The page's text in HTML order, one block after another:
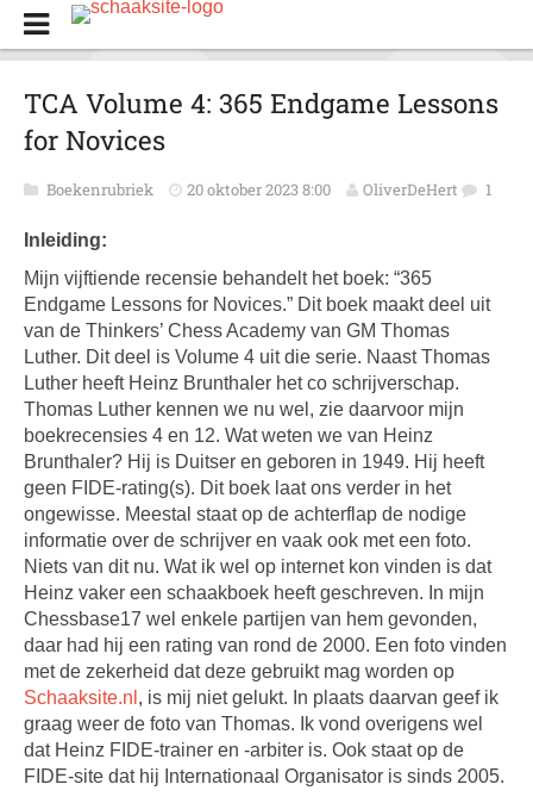
TCA Volume 4: 365 Endgame Lessons
for Novices
Boekenrubriek 20 oktober 2023 8:00 OliverDeHert 1
Inleiding:
Mijn vijftiende recensie behandelt het boek: “365
Endgame Lessons for Novices.” Dit boek maakt deel uit
van de Thinkers’ Chess Academy van GM Thomas
Luther. Dit deel is Volume 4 uit die serie. Naast Thomas
Luther heeft Heinz Brunthaler het co schrijverschap.
Thomas Luther kennen we nu wel, zie daarvoor mijn
boekrecensies 4 en 12. Wat weten we van Heinz
Brunthaler? Hij is Duitser en geboren in 1949. Hij heeft
geen FIDE-rating(s). Dit boek laat ons verder in het
ongewisse. Meestal staat op de achterflap de nodige
informatie over de schrijver en vaak ook met een foto.
Niets van dit nu. Wat ik wel op internet kon vinden is dat
Heinz vaker een schaakboek heeft geschreven. In mijn
Chessbase17 wel enkele partijen van hem gevonden,
daar had hij een rating van rond de 2000. Een foto vinden
met de zekerheid dat deze gebruikt mag worden op
Schaaksite.nl , is mij niet gelukt. In plaats daarvan geef ik
graag weer de foto van Thomas. Ik vond overigens wel
dat Heinz FIDE-trainer en -arbiter is. Ook staat op de
FIDE-site dat hij Internationaal Organisator is sinds 2005.